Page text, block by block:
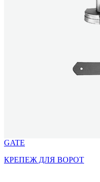
GATE
КРЕПЕЖ ДЛЯ ВОРОТ